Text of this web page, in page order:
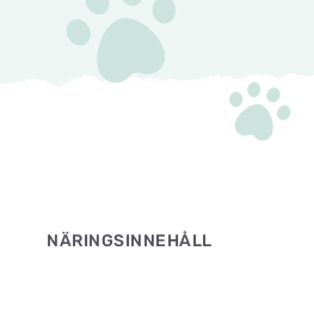
NÄRINGSINNEHÅLL